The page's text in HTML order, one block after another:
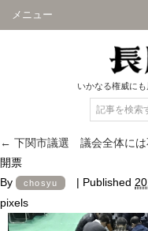
メニュー
いかなる権威に
← 下関市議選 議会全体に
開票
By
chosyu | Published
pixels